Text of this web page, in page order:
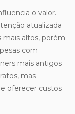
o valor.
atualizada
altos, porém
com
mais antigos
mas
oferecer custos